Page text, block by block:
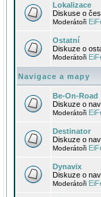
Lokalizace
Diskuse o
Moderátoři
Ostatní
Diskuze o
Moderátoři
Navigace a mapy
Be-On-Road
Diskuze o
Moderátoři
Destinator
Diskuze o
Moderátoři
Dynavix
Diskuze o
Moderátoři